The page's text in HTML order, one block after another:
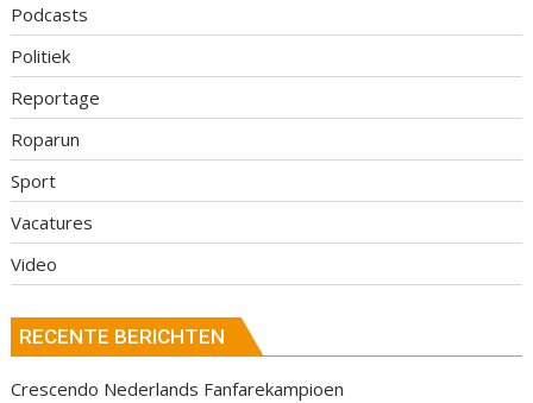
Podcasts
Politiek
Reportage
Roparun
Sport
Vacatures
Video
RECENTE BERICHTEN
Crescendo Nederlands Fanfarekampioen